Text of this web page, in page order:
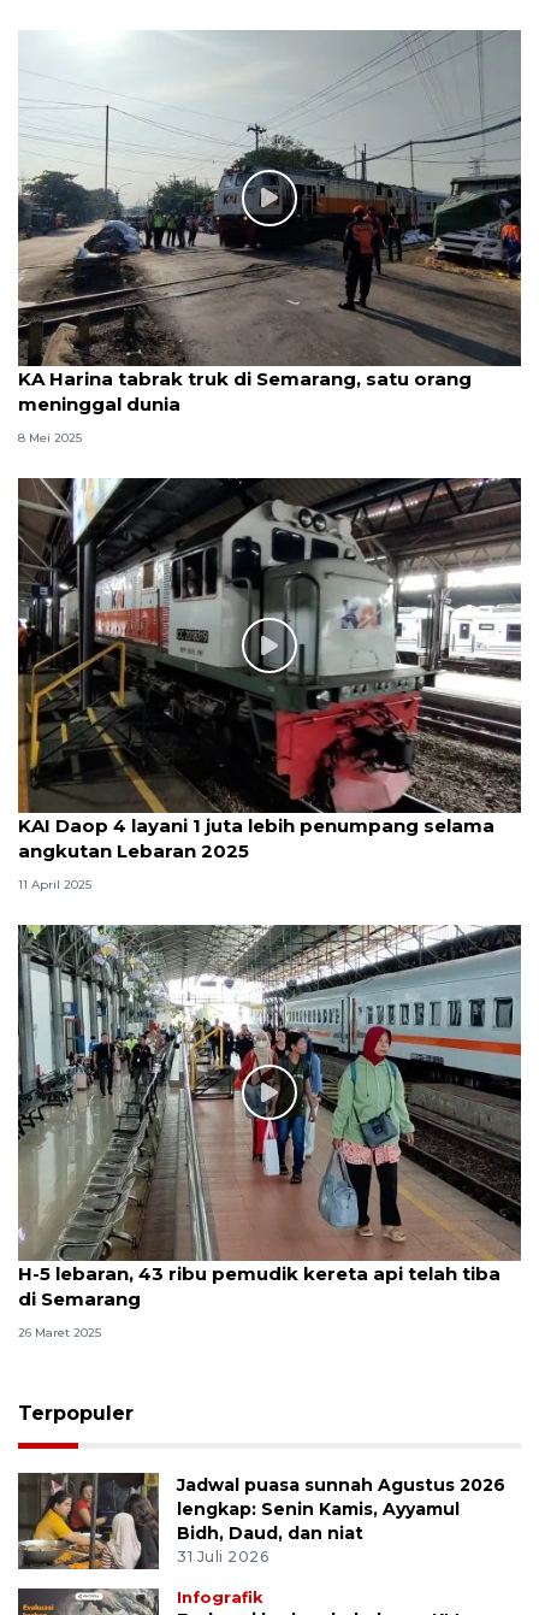
KA Harina tabrak truk di Semarang, satu orang
meninggal dunia
8 Mei 2025
KAI Daop 4 layani 1 juta lebih penumpang selama
angkutan Lebaran 2025
11 April 2025
H-5 lebaran, 43 ribu pemudik kereta api telah tiba
di Semarang
26 Maret 2025
Terpopuler
Jadwal puasa sunnah Agustus 2026
lengkap: Senin Kamis, Ayyamul
Bidh, Daud, dan niat
31 Juli 2026
Infografik